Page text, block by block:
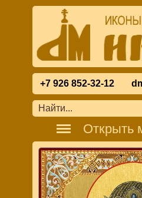
+7 926 852-32-12
Открыть